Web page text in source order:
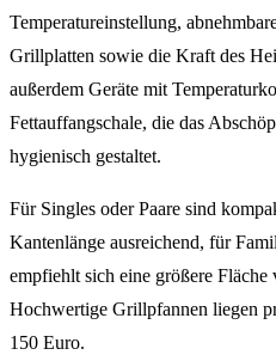
Temperatureinstellung,
Grillplatten sowie die Kraft des
außerdem Geräte mit
Fettauffangschale, die das
hygienisch gestaltet.
Für Singles oder Paare sind
Kantenlänge ausreichend, für
empfiehlt sich eine größere Fläche
Hochwertige Grillpfannen liegen
150 Euro.